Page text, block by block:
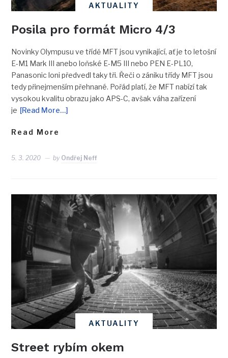
AKTUALITY
Posila pro formát Micro 4/3
Novinky Olympusu ve třídě MFT jsou vynikající, ať je to letošní
E-M1 Mark III anebo loňské E-M5 III nebo PEN E-PL10,
Panasonic loni předvedl taky tři. Řeči o zániku třídy MFT jsou
tedy přinejmenším přehnané. Pořád platí, že MFT nabízí tak
vysokou kvalitu obrazu jako APS-C, avšak váha zařízení
je [Read More…]
Read More
5. 3. 2020 by Ondřej Neff
AKTUALITY
Street rybím okem